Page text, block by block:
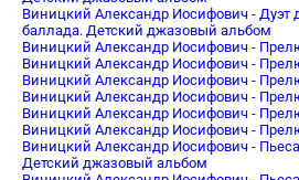
Виницкий Александр Иосифович - Дуэт
баллада. Детский джазовый альбом
Виницкий Александр Иосифович -
Виницкий Александр Иосифович -
Виницкий Александр Иосифович -
Виницкий Александр Иосифович -
Виницкий Александр Иосифович -
Виницкий Александр Иосифович -
Виницкий Александр Иосифович -
Детский джазовый альбом